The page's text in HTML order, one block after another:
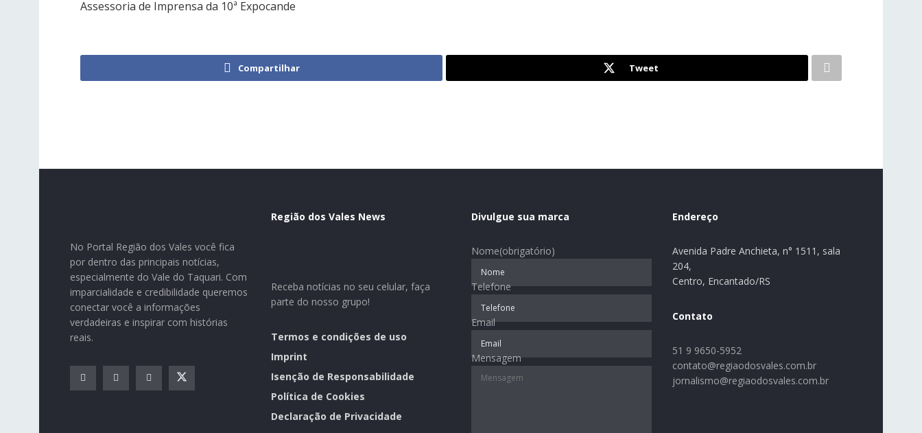
Assessoria de Imprensa da 10ª Expocande
Compartilhar Tweet
No Portal Região dos Vales você fica
por dentro das principais notícias,
especialmente do Vale do Taquari. Com
imparcialidade e credibilidade queremos
conectar você a informações
verdadeiras e inspirar com histórias
reais.
Região dos Vales News
Receba notícias no seu celular, faça
parte do nosso grupo!
Termos e condições de uso
Imprint
Isenção de Responsabilidade
Política de Cookies
Declaração de Privacidade
Divulgue sua marca
Nome(obrigatório)
Telefone
Email
Mensagem
Endereço
Avenida Padre Anchieta, n° 1511, sala
204,
Centro, Encantado/RS
Contato
51 9 9650-5952
contato@regiaodosvales.com.br
jornalismo@regiaodosvales.com.br